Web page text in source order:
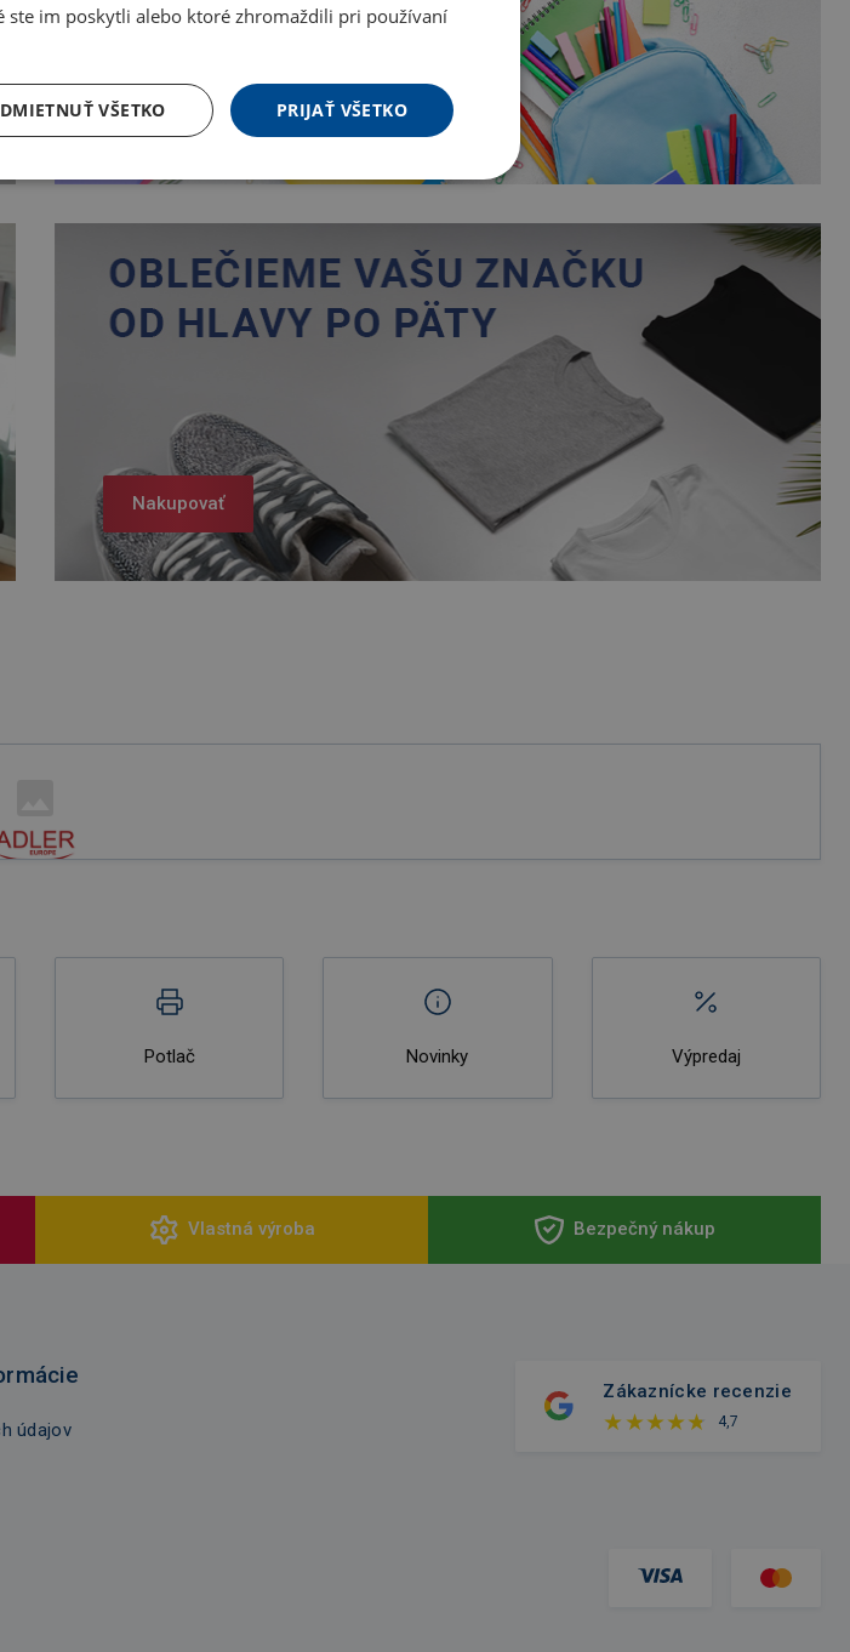
Nakupovať
Nakupovať
Potlač Novinky Výpredaj
Vlastná výroba Bezpečný nákup
údajov
Zákaznícke recenzie
4,7
im poskytli alebo ktoré zhromaždili pri používaní
PRIJAŤ VŠETKO
VŠETKO